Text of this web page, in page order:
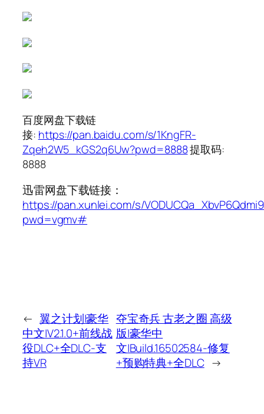
百度网盘下载链
接: https://pan.baidu.com/s/1KngFR-
Zqeh2W5_kGS2q6Uw?pwd=8888提取码:
8888
迅雷网盘下载链接：
https://pan.xunlei.com/s/
pwd=vgmv#
← 翼之计划|豪华
中文|V2.1.0+前线战
役DLC+全DLC-支
持VR
夺宝奇兵 古老之圈 高级
版|豪华中
文|Build.16502584-修复
+预购特典+全DLC →